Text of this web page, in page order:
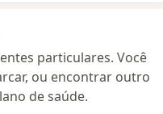
particulares. Você
ou encontrar outro
de saúde.